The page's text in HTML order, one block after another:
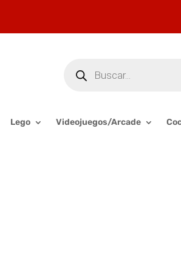
productos
Lego Videojuegos/Arcade